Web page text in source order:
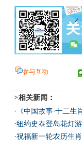
参与互动
>相关新闻：
· 《中国故事·十二
·纽约史泰登岛花灯
·祝福新一轮农历生